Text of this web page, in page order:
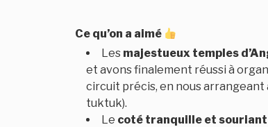
Ce qu’on a aimé
Les majestueux temples
et avons finalement réussi à
circuit précis, en nous arrangeant
tuktuk).
Le coté tranquille et